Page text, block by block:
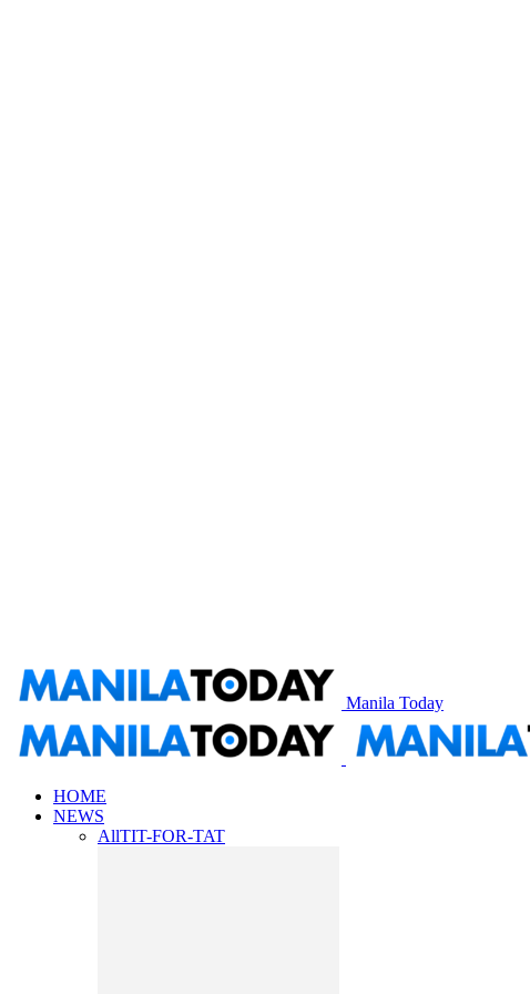
Manila Today
HOME
NEWS
AllTIT-FOR-TAT